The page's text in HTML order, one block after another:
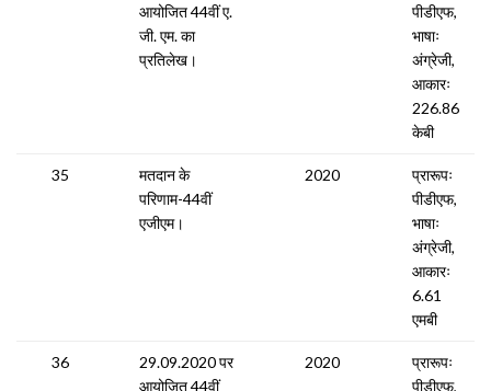
आयोजित 44वीं ए.
जी. एम. का
प्रतिलेख।
पीडीएफ,
भाषाः
अंग्रेजी,
आकारः
226.86
केबी
35
मतदान के
परिणाम-44वीं
एजीएम।
2020
प्रारूपः
पीडीएफ,
भाषाः
अंग्रेजी,
आकारः
6.61
एमबी
36
29.09.2020 पर
आयोजित 44वीं
2020
प्रारूपः
पीडीएफ,